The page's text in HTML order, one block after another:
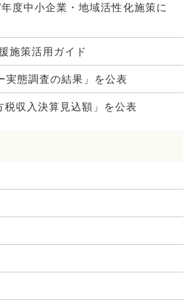
度中小企業・地域活性化施策に
施策活用ガイド
実態調査の結果」を公表
収入決算見込額」を公表